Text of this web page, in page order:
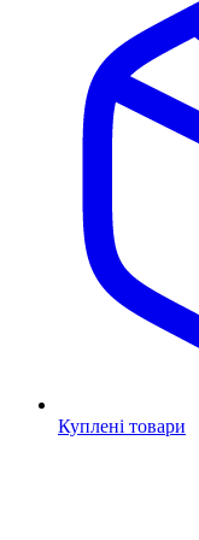
Куплені товари